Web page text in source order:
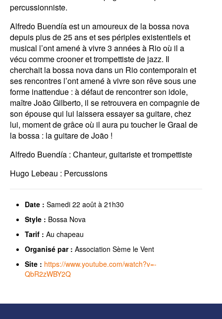
percussionniste.
Alfredo Buendía est un amoureux de la bossa nova
depuis plus de 25 ans et ses périples existentiels et
musical l’ont amené à vivre 3 années à Rio où il a
vécu comme crooner et trompettiste de jazz. Il
cherchait la bossa nova dans un Rio contemporain et
ses rencontres l’ont amené à vivre son rêve sous une
forme inattendue : à défaut de rencontrer son idole,
maître João Gilberto, il se retrouvera en compagnie de
son épouse qui lui laissera essayer sa guitare, chez
lui, moment de grâce où il aura pu toucher le Graal de
la bossa : la guitare de João !
Alfredo Buendía : Chanteur, guitariste et trompettiste
Hugo Lebeau : Percussions
Date : Samedi 22 août à 21h30
Style : Bossa Nova
Tarif : Au chapeau
Organisé par : Association Sème le Vent
Site : https://www.youtube.com/watch?v=-
QbR2zWBY2Q